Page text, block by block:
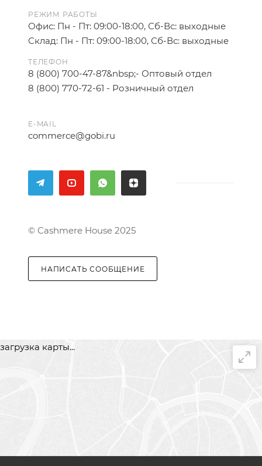
РЕЖИМ РАБОТЫ
Офис: Пн - Пт: 09:00-18:00, Сб-Вс: выходные
Склад: Пн - Пт: 09:00-18:00, Сб-Вс: выходные
ТЕЛЕФОН
8 (800) 700-47-87&nbsp;- Оптовый отдел
8 (800) 770-72-61 - Розничный отдел
E-MAIL
commerce@gobi.ru
© Cashmere House 2025
НАПИСАТЬ СООБЩЕНИЕ
загрузка карты...